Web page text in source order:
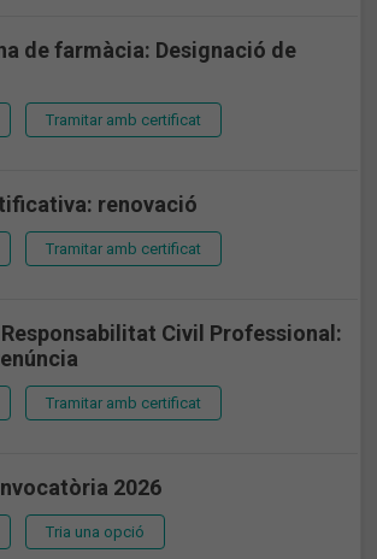
de farmàcia: Designació de
Tramitar amb certificat
renovació
Tramitar amb certificat
Civil Professional:
Tramitar amb certificat
2026
Tria una opció